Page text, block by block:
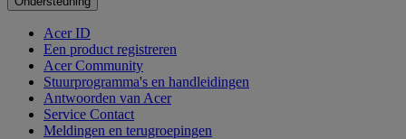
Acer ID
Een product registreren
Acer Community
Stuurprogramma's en handleidingen
Antwoorden van Acer
Service Contact
Meldingen en terugroepingen